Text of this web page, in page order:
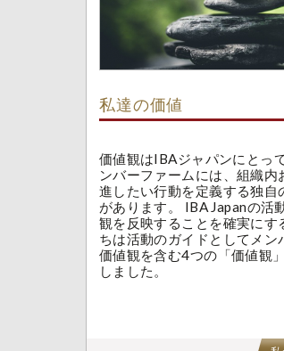
私達の価値
価値観はIBAジャパンにとっ
ンバーファームには、組織内
進したい行動を定義する独自
があります。 IBA Japanの活
観を反映することを確実にす
ちは活動のガイドとしてメン
価値観を含む4つの「価値観
しました。